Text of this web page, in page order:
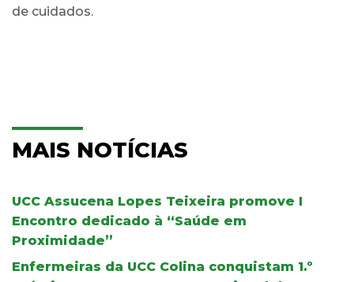
de cuidados.
MAIS NOTÍCIAS
UCC Assucena Lopes Teixeira promove I
Encontro dedicado à “Saúde em
Proximidade”
Enfermeiras da UCC Colina conquistam 1.º